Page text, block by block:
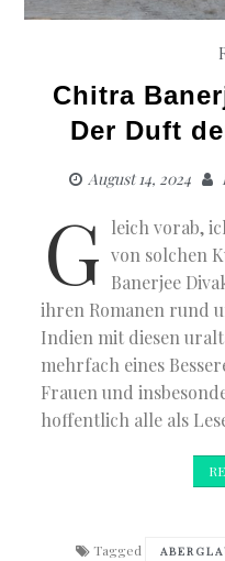
Chitra
Der Duft
August 14, 2024
G leich vorab,
von solchen
Banerjee
ihren Romanen rund
Indien mit diesen
mehrfach eines
Frauen und
hoffentlich alle als
Tagged